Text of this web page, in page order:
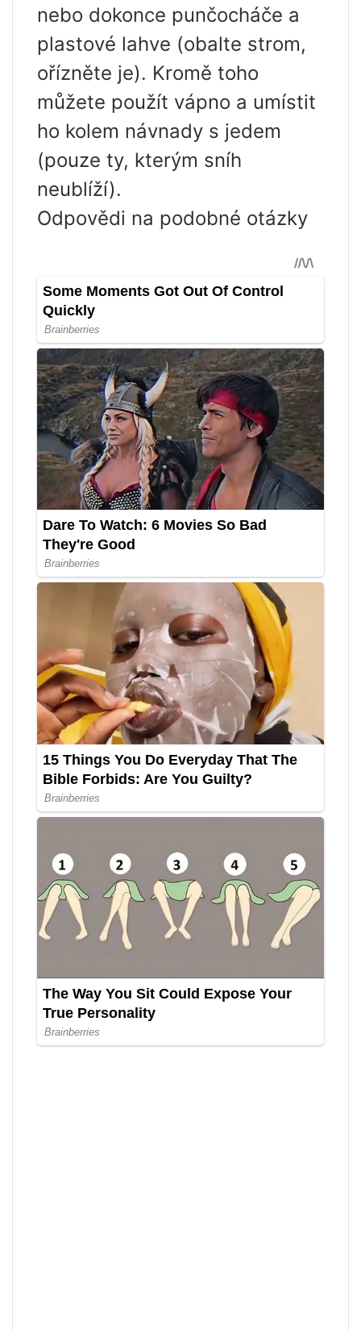
nebo dokonce punčocháče a
plastové lahve (obalte strom,
ořízněte je). Kromě toho
můžete použít vápno a umístit
ho kolem návnady s jedem
(pouze ty, kterým sníh
neublíží).
Odpovědi na podobné otázky